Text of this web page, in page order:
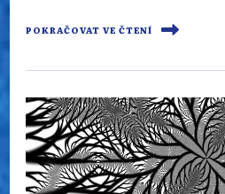
POKRAČOVAT VE ČTENÍ